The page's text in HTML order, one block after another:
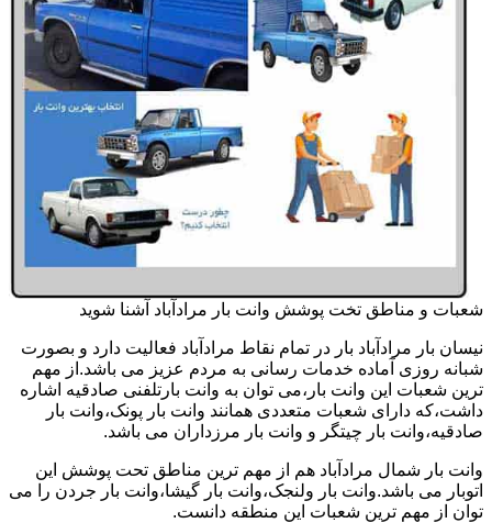
شعبات و مناطق تخت پوشش وانت بار مرادآباد آشنا شوید
نیسان بار مرادآباد بار در تمام نقاط مرادآباد فعالیت دارد و بصورت
شبانه روزی آماده خدمات رسانی به مردم عزیز می باشد.از مهم
ترین شعبات این وانت بار،می توان به وانت بارتلفنی صادقیه اشاره
داشت،که دارای شعبات متعددی همانند وانت بار پونک،وانت بار
صادقیه،وانت بار چیتگر و وانت بار مرزداران می باشد.
وانت بار شمال مرادآباد هم از مهم ترین مناطق تحت پوشش این
اتوبار می باشد.وانت بار ولنجک،وانت بار گیشا،وانت بار جردن را می
توان از مهم ترین شعبات این منطقه دانست.